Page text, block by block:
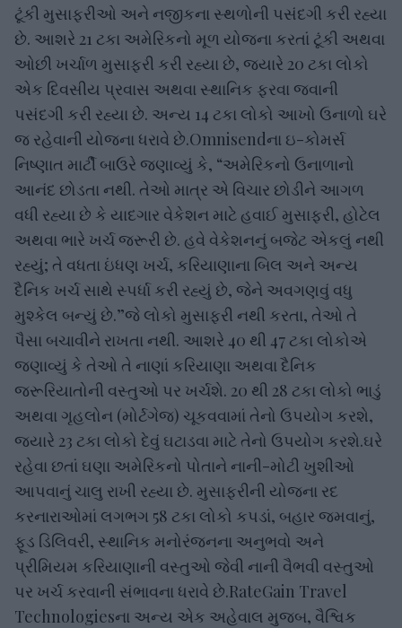
ટૂંકી મુસાફરીઓ અને નજીકના સ્થળોની પસંદગી કરી રહ્યા
છે. આશરે 21 ટકા અમેરિકનો મૂળ યોજના કરતાં ટૂંકી અથવા
ઓછી ખર્ચાળ મુસાફરી કરી રહ્યા છે, જ્યારે 20 ટકા લોકો
એક દિવસીય પ્રવાસ અથવા સ્થાનિક ફરવા જવાની
પસંદગી કરી રહ્યા છે. અન્ય 14 ટકા લોકો આખો ઉનાળો ઘરે
જ રહેવાની યોજના ધરાવે છે.Omnisendના ઇ-કોમર્સ
નિષ્ણાત માર્ટી બાઉરે જણાવ્યું કે, “અમેરિકનો ઉનાળાનો
આનંદ છોડતા નથી. તેઓ માત્ર એ વિચાર છોડીને આગળ
વધી રહ્યા છે કે યાદગાર વેકેશન માટે હવાઈ મુસાફરી, હોટેલ
અથવા ભારે ખર્ચ જરૂરી છે. હવે વેકેશનનું બજેટ એકલું નથી
રહ્યું; તે વધતા ઇંધણ ખર્ચ, કરિયાણાના બિલ અને અન્ય
દૈનિક ખર્ચ સાથે સ્પર્ધા કરી રહ્યું છે, જેને અવગણવું વધુ
મુશ્કેલ બન્યું છે.”જે લોકો મુસાફરી નથી કરતા, તેઓ તે
પૈસા બચાવીને રાખતા નથી. આશરે 40 થી 47 ટકા લોકોએ
જણાવ્યું કે તેઓ તે નાણાં કરિયાણા અથવા દૈનિક
જરૂરિયાતોની વસ્તુઓ પર ખર્ચશે. 20 થી 28 ટકા લોકો ભાડું
અથવા ગૃહલોન (મોર્ટગેજ) ચૂકવવામાં તેનો ઉપયોગ કરશે,
જ્યારે 23 ટકા લોકો દેવું ઘટાડવા માટે તેનો ઉપયોગ કરશે.ઘરે
રહેવા છતાં ઘણા અમેરિકનો પોતાને નાની-મોટી ખુશીઓ
આપવાનું ચાલુ રાખી રહ્યા છે. મુસાફરીની યોજના રદ
કરનારાઓમાં લગભગ 58 ટકા લોકો કપડાં, બહાર જમવાનું,
ફૂડ ડિલિવરી, સ્થાનિક મનોરંજનના અનુભવો અને
પ્રીમિયમ કરિયાણાની વસ્તુઓ જેવી નાની વૈભવી વસ્તુઓ
પર ખર્ચ કરવાની સંભાવના ધરાવે છે.RateGain Travel
Technologiesના અન્ય એક અહેવાલ મુજબ, વૈશ્વિક